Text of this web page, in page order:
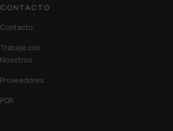
CONTACTO
Contacto
Trabaje con
Nosotros
Proveedores
PQR